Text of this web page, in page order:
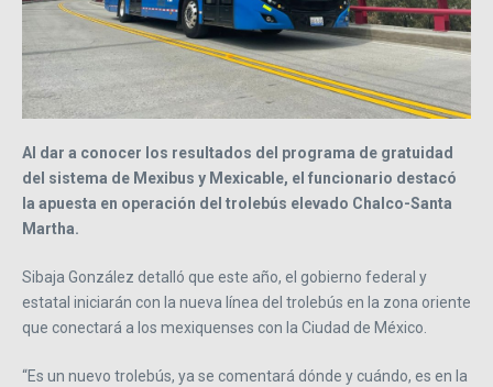
Al dar a conocer los resultados del programa de gratuidad
del sistema de Mexibus y Mexicable, el funcionario destacó
la apuesta en operación del trolebús elevado Chalco-Santa
Martha.
Sibaja González detalló que este año, el gobierno federal y
estatal iniciarán con la nueva línea del trolebús en la zona oriente
que conectará a los mexiquenses con la Ciudad de México.
“Es un nuevo trolebús, ya se comentará dónde y cuándo, es en la